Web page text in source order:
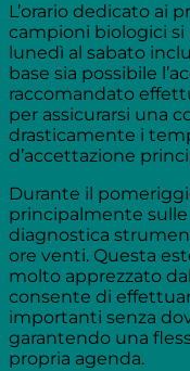
L’orario dedicato ai
campioni biologici si
lunedì al sabato
base sia possibile
raccomandato
per assicurarsi una
drasticamente i
d’accettazione
Durante il
principalmente
diagnostica
ore venti. Questa
molto apprezzato
consente di
importanti senza
garantendo una
propria agenda.